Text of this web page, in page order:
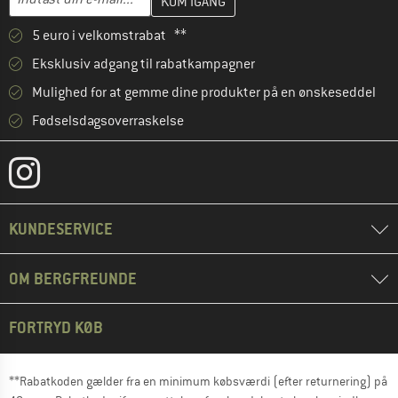
5 euro i velkomstrabat **
Eksklusiv adgang til rabatkampagner
Mulighed for at gemme dine produkter på en ønskeseddel
Fødselsdagsoverraskelse
KUNDESERVICE
OM BERGFREUNDE
FORTRYD KØB
**Rabatkoden gælder fra en minimum købsværdi (efter returnering) på